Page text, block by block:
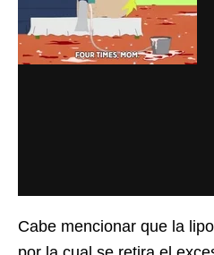
Cabe mencionar que la